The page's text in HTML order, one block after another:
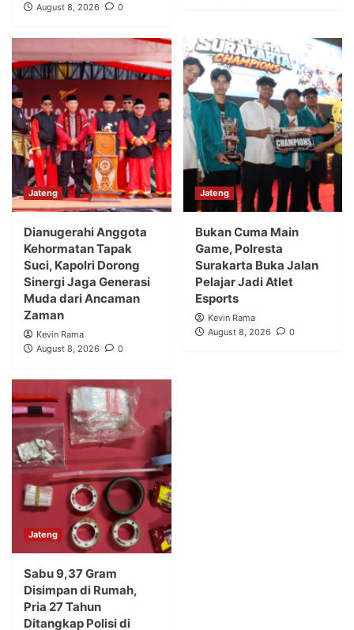
August 8, 2026
0
Jateng
Dianugerahi Anggota
Kehormatan Tapak
Suci, Kapolri Dorong
Sinergi Jaga Generasi
Muda dari Ancaman
Zaman
Kevin Rama
August 8, 2026
0
Jateng
Bukan Cuma Main
Game, Polresta
Surakarta Buka Jalan
Pelajar Jadi Atlet
Esports
Kevin Rama
August 8, 2026
0
Jateng
Sabu 9,37 Gram
Disimpan di Rumah,
Pria 27 Tahun
Ditangkap Polisi di